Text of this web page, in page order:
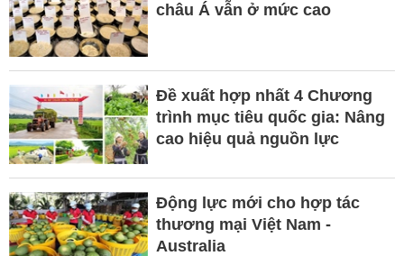
châu Á vẫn ở mức cao
Đề xuất hợp nhất 4 Chương
trình mục tiêu quốc gia: Nâng
cao hiệu quả nguồn lực
Động lực mới cho hợp tác
thương mại Việt Nam -
Australia